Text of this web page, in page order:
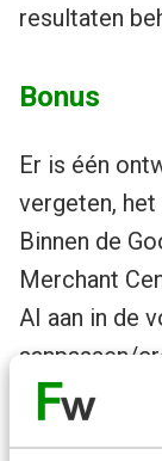
resultaten
Bonus
Er is één
vergeten,
Binnen de
Merchant
AI aan in de
aanpassen/
Performance